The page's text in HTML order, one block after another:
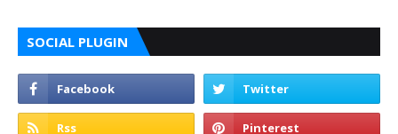
SOCIAL PLUGIN